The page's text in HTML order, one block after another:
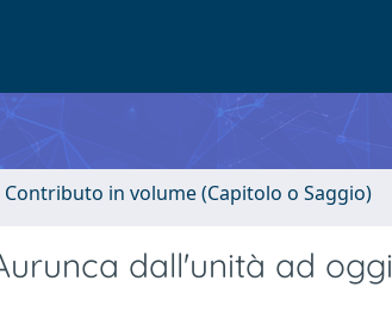
Contributo in volume (Capitolo o Saggio)
dall'unità ad oggi